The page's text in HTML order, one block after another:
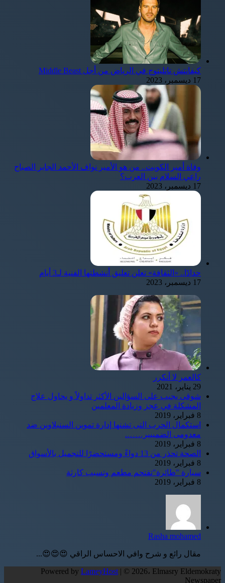
كيفانتش تاتليتوج في الرياض من أجل Middle Beast
17 ديسمبر، 2023
وفاة أمير الكويت.. من هو الأمير نواف الأحمد الجابر الصباح
راعي السلام بين العرب؟
17 ديسمبر، 2023
حدادًا.. «الثقافة» تعلن تعليق أنشطتها الفنية لـ3 أيام
17 ديسمبر، 2023
كالعمر لا أتكرر
29 يناير، 2021
شوقى يجيب على السؤالين الأكثر تداولاً و يحاول علاج
المشكلة في عجز وزيادة المعلمين
8 فبراير، 2019
استكمال الحرب التى تشنها إدارة تموين السنبلاوين ضد
معدومى الضمييير…….
8 فبراير، 2019
الصحة تحذر من 13 دواءً ومستحضرًا للتجميل بالأسواق
8 فبراير، 2019
سيارة "طائرة"تقتحم مطعم وتسبب كارثة
8 فبراير، 2019
Rasha mohamed
مقال رائع و شرح وافي الاحساس الراقي 😍😍😍...
Powered by LameyHost | © 2026، Elmasry Eldemokraty
Newspaper